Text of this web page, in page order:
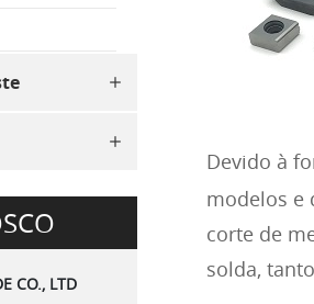
Devido à
modelos e
corte de
solda,
CO., LTD